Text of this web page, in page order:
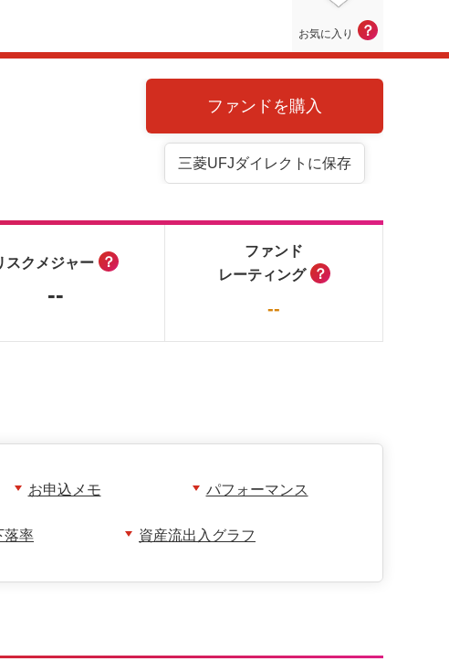
お気に入り ？
ファンドを購入
三菱UFJダイレクトに保存
スクメジャー ？
--
ファンド
レーティング
？
--
お申込メモ パフォーマンス
落率 資産流出入グラフ